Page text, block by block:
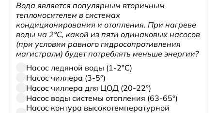
Вода является популярным вторичным
теплоносителем в системах
кондиционирования и отопления. При нагреве
воды на 2°С, какой из пяти одинаковых насосов
(при условии равного гидросопротивления
магистрали) будет потреблять меньше энергии?
Насос ледяной воды (1-2°С)
Насос чиллера (3-5°)
Насос чиллера для ЦОД (20-22°)
Насос воды системы отопления (63-65°)
Насос контура высокотемпературной